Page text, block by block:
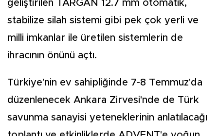
geliştirilen TARGAN 12.7 mm otomatik,
stabilize silah sistemi gibi pek çok yerli ve
milli imkanlar ile üretilen sistemlerin de
ihracının önünü açtı.
Türkiye'nin ev sahipliğinde 7-8 Temmuz'da
düzenlenecek Ankara Zirvesi'nde de Türk
savunma sanayisi yeteneklerinin anlatılacağı